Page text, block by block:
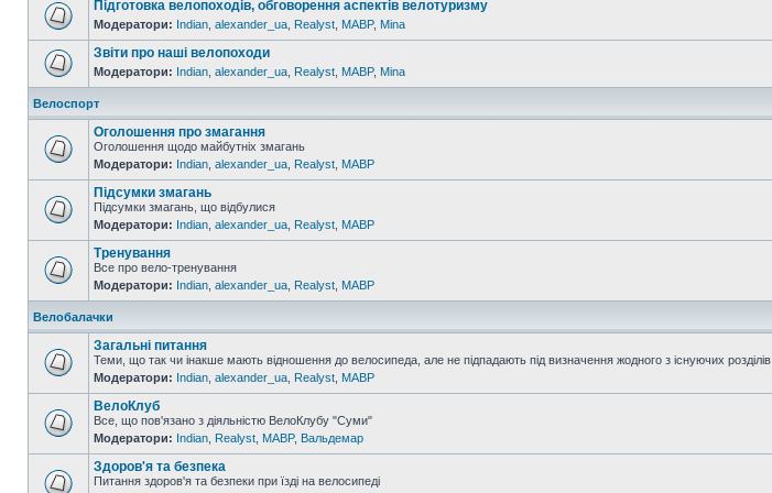
Підготовка велопоходів, обговорення аспектів велотуризму
Модератори: Indian alexander_ua Realyst MABP, Mina
Звіти про наші велопоходи
Модератори: Indian alexander_ua Realyst MABP, Mina
Велоспорт
Оголошення про змагання
Оголошення щодо майбутніх змагань
Модератори: Indian alexander_ua Realyst MABP
Підсумки змагань
Підсумки змагань, що відбулися
Модератори: Indian alexander_ua Realyst MABP
Тренування
Все про вело-тренування
Модератори: Indian alexander_ua Realyst MABP
Велобалачки
Загальні питання
Теми, що так чи інакше мають відношення до велосипеда, але не підпадають під визначення жодного з існуючих розділів
Модератори: Indian alexander_ua Realyst MABP
ВелоКлуб
Все, що пов'язано з діяльністю ВелоКлубу "Суми"
Модератори: Indian Realyst MABP, Вальдемар
Здоров'я та безпека
Питання здоров'я та безпеки при їзді на велосипеді